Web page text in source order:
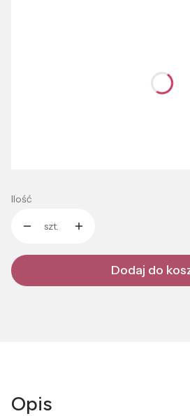
Ilość
szt.
Dodaj do
Opis